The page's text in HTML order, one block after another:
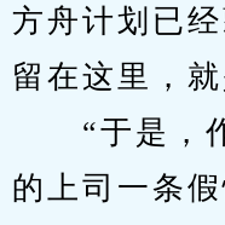
方舟计划已
留在这里，
“于是，作
的上司一条